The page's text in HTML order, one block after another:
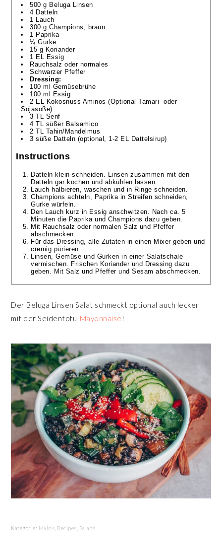
500 g Beluga Linsen
4 Datteln
1 Lauch
300 g Champions, braun
1 Paprika
¼ Gurke
15 g Koriander
1 EL Essig
Rauchsalz oder normales
Schwarzer Pfeffer
Dressing:
100 ml Gemüsebrühe
100 ml Essig
2 EL Kokosnuss Aminos (Optional Tamari -oder
Sojasoße)
3 TL Senf
4 TL süßer Balsamico
2 TL Tahin/Mandelmus
3 süße Datteln (optional, 1-2 EL Dattelsirup)
Instructions
Datteln klein schneiden. Linsen zusammen mit den
Datteln gar kochen und abkühlen lassen.
Lauch halbieren, waschen und in Ringe schneiden.
Champions achteln, Paprika in Streifen schneiden,
Gurke würfeln.
Den Lauch kurz in Essig anschwitzen. Nach ca. 5
Minuten die Paprika und Champions dazu geben.
Mit Rauchsalz oder normalen Salz und Pfeffer
abschmecken.
Für das Dressing, alle Zutaten in einen Mixer geben und
cremig pürieren.
Linsen, Gemüse und Gurken in einer Salatschale
vermischen. Frischen Koriander und Dressing dazu
geben. Mit Salz und Pfeffer und Sesam abschmecken.
Der Beluga Linsen Salat schmeckt optional auch lecker
mit der Seidentofu-Mayonnaise !
Kategorie: Mains Recipes Salads